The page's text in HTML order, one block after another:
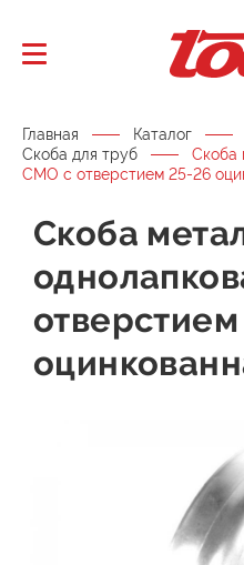
Главная Каталог
Скоба для труб
Скоба
СМО с отверстием 25-26
Скоба